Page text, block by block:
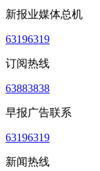
新报业媒体总机
63196319
订阅热线
63883838
早报广告联系
63196319
新闻热线